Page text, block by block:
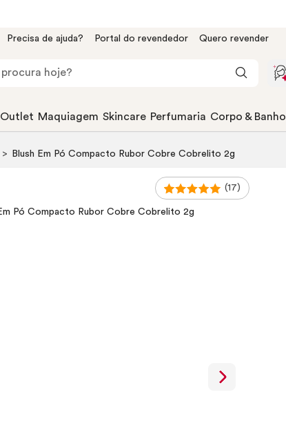
Precisa de ajuda? Portal do revendedor Quero revender
Outlet Maquiagem Skincare Perfumaria Corpo & Banho
Blush Em Pó Compacto Rubor Cobre Cobrelito 2g
(17)